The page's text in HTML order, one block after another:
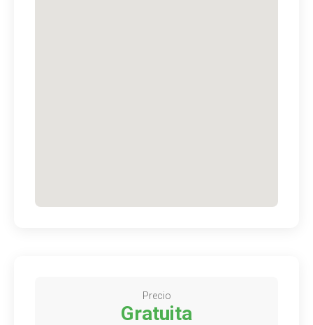
Precio
Gratuita